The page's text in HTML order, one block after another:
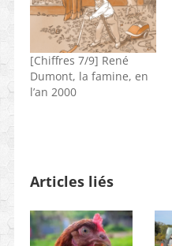
[Chiffres 7/9] René
Dumont, la famine, en
l’an 2000
Articles liés